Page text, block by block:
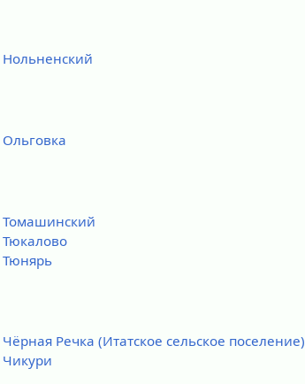
Нольненский
Ольговка
Томашинский
Тюкалово
Тюнярь
Чёрная Речка (Итатское сельское поселение)
Чикури